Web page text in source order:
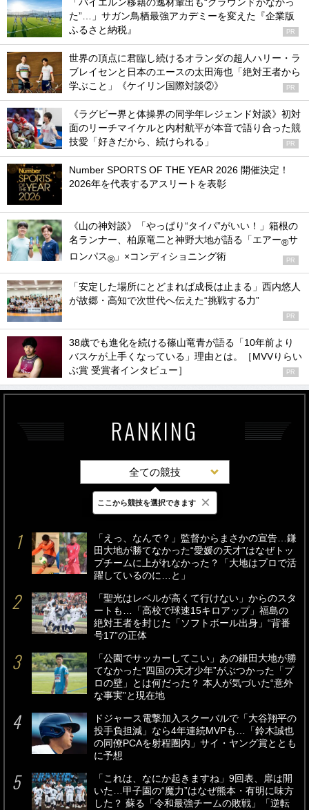
「バイエルン移籍の逸材輩出も“グラウンドがなかっ
た”…」サガン鳥栖最強アカデミーを変えた『企業版
ふるさと納税』
PR
世界の頂点に君臨し続けるオランダの超人ハリー・ラ
ブレイセンと日本のエースの太田海也「絶対王者から
学ぶこと」《ケイリン国際対談②》
PR
《ラグビー界と体操界の同学年レジェンド対談》初対
面のリーチマイケルと内村航平が本音で語り合った競
技愛「好きだから、続けられる」
PR
Number SPORTS OF THE YEAR 2026 開催決定！
2026年を代表するアスリートを表彰
《山の神対談》「やっぱり“タイパ”がいい！」箱根の
名ランナー、柏原竜二と神野大地が語る「エアー®サ
ロンパス® 」×コンディショニング術 PR
「安定した場所にとどまれば成長は止まる」西内悠人
が故郷・高知で次世代へ伝えた“挑戦する力”
PR
38歳でも進化を続ける篠山竜青が語る「10年前より
バスケが上手くなっている」理由とは。［MVVりらい
ぶ賞 受賞者インタビュー］
PR
RANKING
全ての競技
最新 24時間 週間
「えっ、なんで？」監督からまさかの宣告…鎌
田大地が勝てなかった“愛媛の天才”はなぜトッ
プチームに上がれなかった？「大地はプロで活
躍しているのに…と」
「聖光はレベルが高くて行けない」からのスタ
ートも…「高校で球速15キロアップ」福島の
絶対王者を封じた「ソフトボール出身」“背番
号17”の正体
「公園でサッカーしてこい」あの鎌田大地が勝
てなかった“四国の天才少年”がぶつかった「プ
ロの壁」とは何だった？ 本人が気づいた“意外
な事実”と現在地
ドジャース電撃加入スクーバルで「大谷翔平の
投手負担減」なら4年連続MVPも…「鈴木誠也
の同僚PCAを射程圏内」サイ・ヤング賞ととも
に予想
「これは、なにか起きますね」9回表、扉は開
いた…甲子園の“魔力”はなぜ熊本・有明に味方
した？ 蘇る「令和最強チームの敗戦」「逆転
ここから競技を選択できます ×